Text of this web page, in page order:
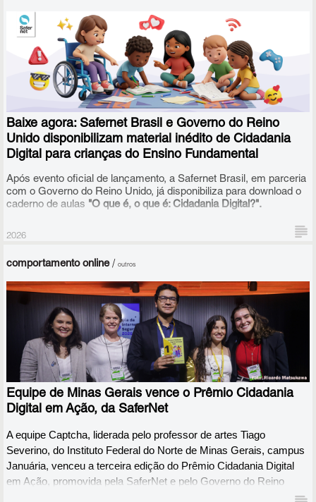
Baixe agora: Safernet Brasil e Governo do Reino
Unido disponibilizam material inédito de Cidadania
Digital para crianças do Ensino Fundamental
Após evento oficial de lançamento, a Safernet Brasil, em parceria
com o Governo do Reino Unido, já disponibiliza para download o
caderno de aulas "O que é, o que é: Cidadania Digital?".
2026
comportamento online/outros
Equipe de Minas Gerais vence o Prêmio Cidadania
Digital em Ação, da SaferNet
A equipe Captcha, liderada pelo professor de artes Tiago
Severino, do Instituto Federal do Norte de Minas Gerais, campus
Januária, venceu a terceira edição do Prêmio Cidadania Digital
em Ação, promovida pela SaferNet e pelo Governo do Reino